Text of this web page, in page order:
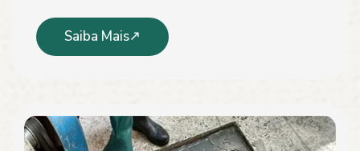
Saiba Mais